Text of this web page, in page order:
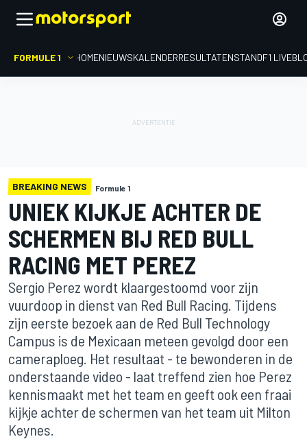
FORMULE 1 HOMENIEUWSKALENDERRESULTATENSTANDF1
BREAKING NEWS Formule 1
UNIEK KIJKJE ACHTER DE
SCHERMEN BIJ RED BULL
RACING MET PEREZ
Sergio Perez wordt klaargestoomd voor zijn
vuurdoop in dienst van Red Bull Racing. Tijdens
zijn eerste bezoek aan de Red Bull Technology
Campus is de Mexicaan meteen gevolgd door een
cameraploeg. Het resultaat - te bewonderen in de
onderstaande video - laat treffend zien hoe Perez
kennismaakt met het team en geeft ook een fraai
kijkje achter de schermen van het team uit Milton
Keynes.